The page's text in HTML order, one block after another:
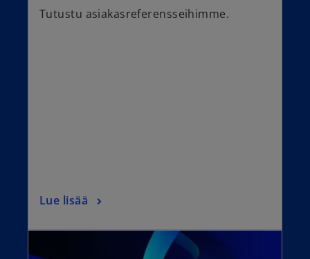
Tutustu asiakasreferensseihimme.
Lue lisää